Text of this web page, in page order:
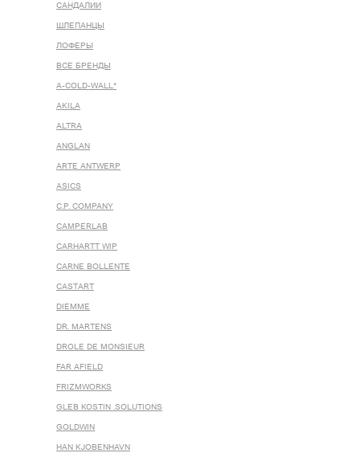
САНДАЛИИ
ШЛЕПАНЦЫ
ЛОФЕРЫ
ВСЕ БРЕНДЫ
A-COLD-WALL*
AKILA
ALTRA
ANGLAN
ARTE ANTWERP
ASICS
C.P. COMPANY
CAMPERLAB
CARHARTT WIP
CARNE BOLLENTE
CASTART
DIEMME
DR. MARTENS
DROLE DE MONSIEUR
FAR AFIELD
FRIZMWORKS
GLEB KOSTIN .SOLUTIONS
GOLDWIN
HAN KJOBENHAVN